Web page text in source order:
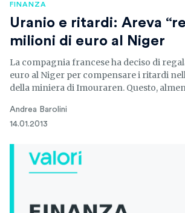
FINANZA
Uranio e ritardi: Areva
milioni di euro al Niger
La compagnia francese ha deciso di
euro al Niger per compensare i ritardi
della miniera di Imouraren. Questo,
Andrea Barolini
14.01.2013